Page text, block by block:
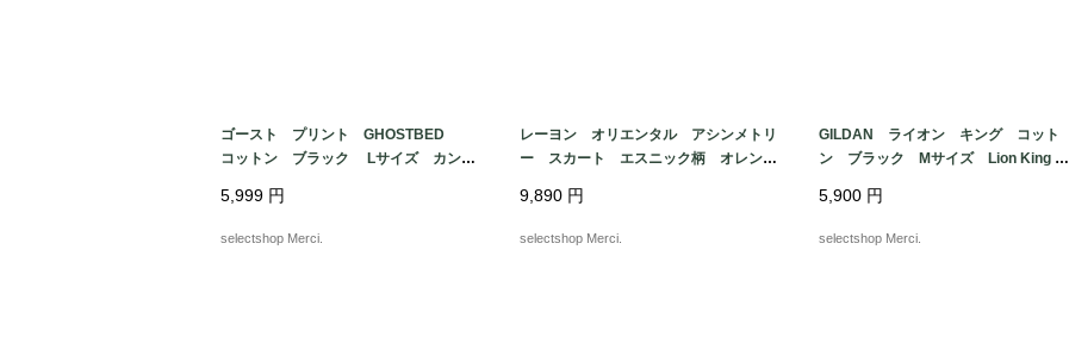
ゴースト プリント GHOSTBED
コットン ブラック Lサイズ カンボ
5,999 円
selectshop Merci.
レーヨン オリエンタル アシンメトリ
ー スカート エスニック柄 オレン
9,890 円
selectshop Merci.
GILDAN ライオン キング コット
ン ブラック Mサイズ Lion King ギ
5,900 円
selectshop Merci.